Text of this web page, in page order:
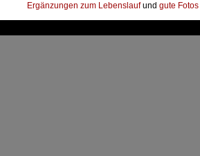
Ergänzungen zum Lebenslaufund gute Fotos